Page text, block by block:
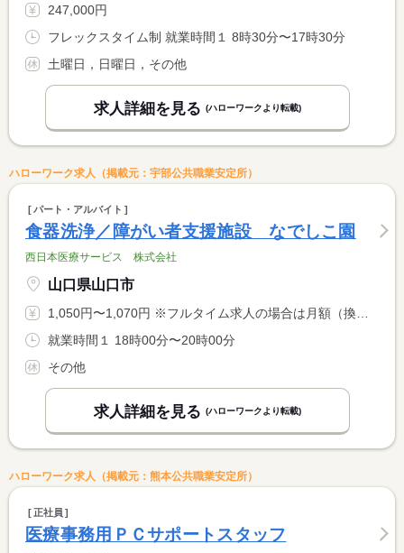
247,000円
フレックスタイム制 就業時間１ 8時30分〜17時30分
土曜日，日曜日，その他
求人詳細を見る (ハローワークより転載)
ハローワーク求人（掲載元：宇部公共職業安定所）
パート・アルバイト
食器洗浄／障がい者支援施設 なでしこ園
西日本医療サービス 株式会社
山口県山口市
1,050円〜1,070円 ※フルタイム求人の場合は月額（換算額）、パート求人の場合は時間額を表示しています。
就業時間１ 18時00分〜20時00分
その他
求人詳細を見る (ハローワークより転載)
ハローワーク求人（掲載元：熊本公共職業安定所）
正社員
医療事務用ＰＣサポートスタッフ